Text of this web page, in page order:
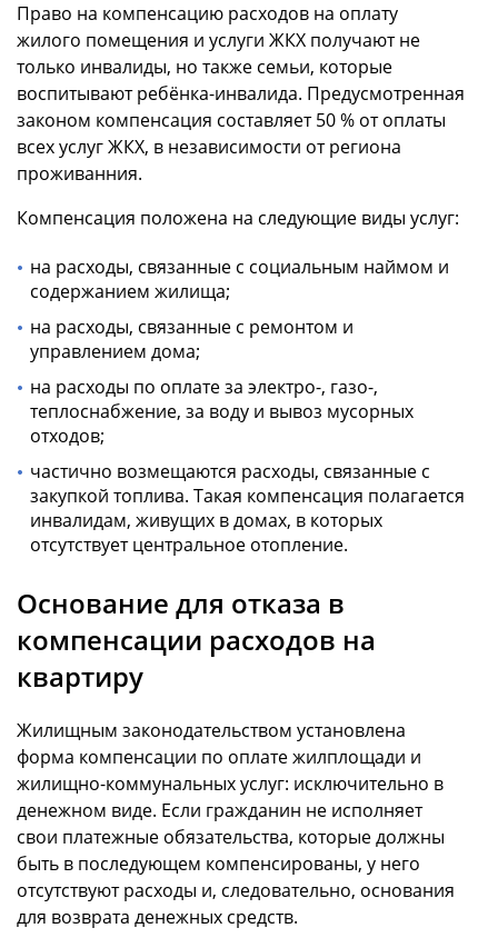
Право на компенсацию расходов на оплату
жилого помещения и услуги ЖКХ получают не
только инвалиды, но также семьи, которые
воспитывают ребёнка-инвалида. Предусмотренная
законом компенсация составляет 50 % от оплаты
всех услуг ЖКХ, в независимости от региона
проживанния.
Компенсация положена на следующие виды услуг:
на расходы, связанные с социальным наймом и
содержанием жилища;
на расходы, связанные с ремонтом и
управлением дома;
на расходы по оплате за электро-, газо-,
теплоснабжение, за воду и вывоз мусорных
отходов;
частично возмещаются расходы, связанные с
закупкой топлива. Такая компенсация полагается
инвалидам, живущих в домах, в которых
отсутствует центральное отопление.
Основание для отказа в
компенсации расходов на
квартиру
Жилищным законодательством установлена
форма компенсации по оплате жилплощади и
жилищно-коммунальных услуг: исключительно в
денежном виде. Если гражданин не исполняет
свои платежные обязательства, которые должны
быть в последующем компенсированы, у него
отсутствуют расходы и, следовательно, основания
для возврата денежных средств.